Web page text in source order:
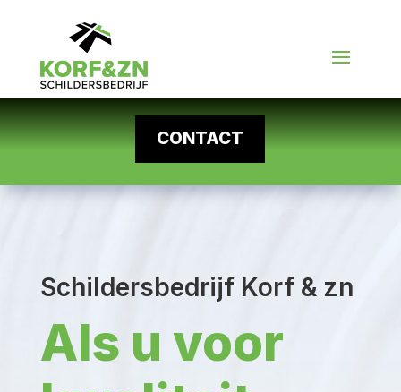
CONTACT
Schildersbedrijf Korf & zn
Als u voor